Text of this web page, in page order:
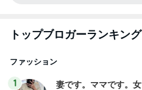
トップブロガーランキング
ファッション
1
妻です。ママです。女